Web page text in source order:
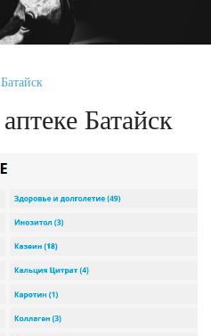
Батайск